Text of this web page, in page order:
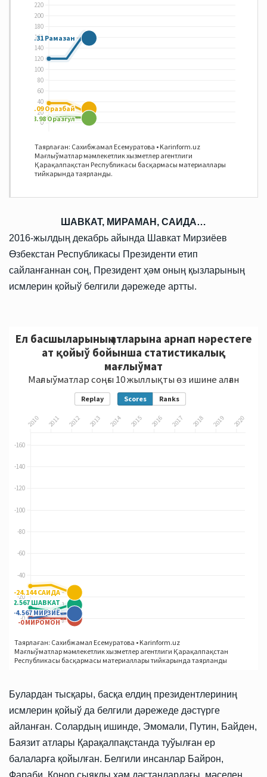
ШАВКАТ, МИРАМАН, САИДА…
2016-жылдың декабрь айында Шавкат Мирзиёев
Өзбекстан Республикасы Президенти етип
сайланғаннан соң, Президент ҳәм оның қызларының
исмлерин қойыў белгили дәрежеде артты.
Булардан тысқары, басқа елдиң президентлериниң
исмлерин қойыў да белгили дәрежеде дәстүрге
айланған. Солардың ишинде, Эмомали, Путин, Байден,
Баязит атлары Қарақалпақстанда туўылған ер
балаларға қойылған. Белгили инсанлар Байрон,
Фараби, Конор сыяқлы ҳәм дәстанлардағы, мәселен,